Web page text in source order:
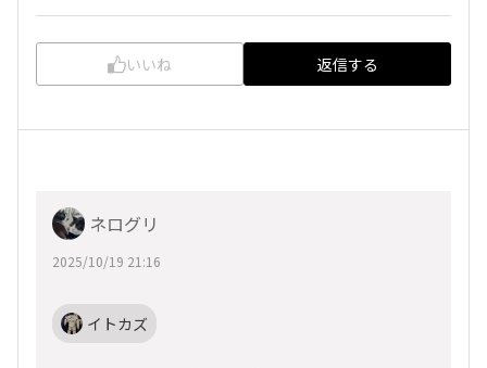
いいね 返信する
ネログリ
2025/10/19 21:16
イトカズ